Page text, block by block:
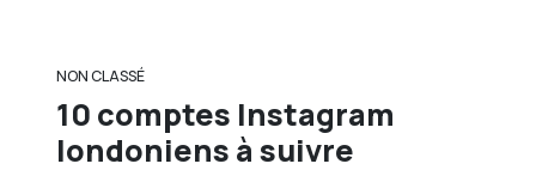
NON CLASSÉ
10 comptes Instagram
londoniens à suivre